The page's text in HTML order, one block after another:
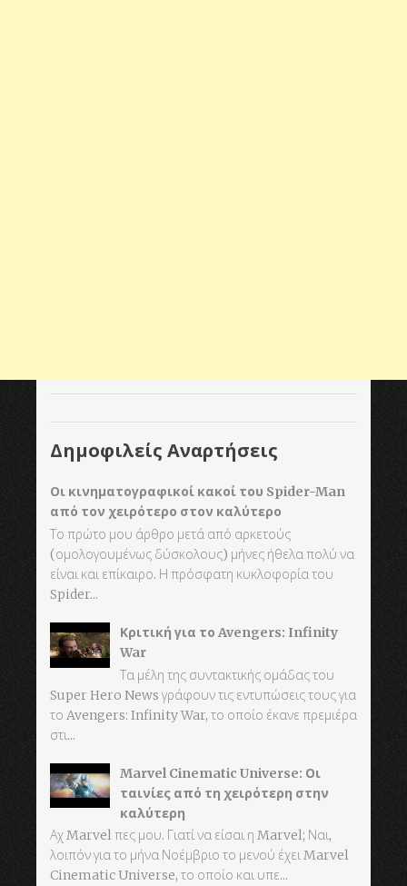
Δημοφιλείς Αναρτήσεις
Οι κινηματογραφικοί κακοί του Spider-Man
από τον χειρότερο στον καλύτερο
Το πρώτο μου άρθρο μετά από αρκετούς
(ομολογουμένως δύσκολους) μήνες ήθελα πολύ να
είναι και επίκαιρο. Η πρόσφατη κυκλοφορία του
Spider...
Κριτική για το Avengers: Infinity
War
Τα μέλη της συντακτικής ομάδας του
Super Hero News γράφουν τις εντυπώσεις τους για
το Avengers: Infinity War, το οποίο έκανε πρεμιέρα
στι...
Marvel Cinematic Universe: Οι
ταινίες από τη χειρότερη στην
καλύτερη
Αχ Marvel πες μου. Γιατί να είσαι η Marvel; Ναι,
λοιπόν για το μήνα Νοέμβριο το μενού έχει Marvel
Cinematic Universe, το οποίο και υπε...